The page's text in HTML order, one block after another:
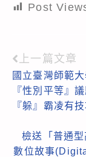
Post
Read
more
articles
上一篇文章
國立臺灣師範
『性別平等』
『躲』霸凌有
檢送「普通
數位故事